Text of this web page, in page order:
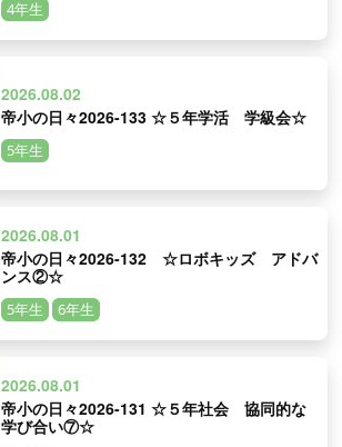
4年生
2026.08.02
帝小の日々2026-133 ☆５年学活 学級会☆
5年生
2026.08.01
帝小の日々2026-132 ☆ロボキッズ アドバ
ンス②☆
5年生 6年生
2026.08.01
帝小の日々2026-131 ☆５年社会 協同的な
学び合い⑦☆